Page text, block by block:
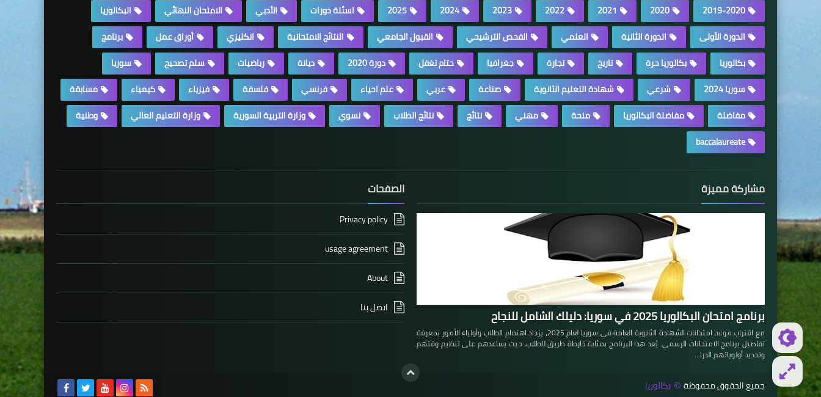
2019-2020
2020
2021
2022
2023
2024
2025 اسئلة دورات الأدبي الامتحان النهائي
البكالوريا
الدورة الأولى
الدورة الثانية العلمي الفحص الترشيحي القبول الجامعي النتائج الامتحانية انكليزي أوراق عمل
برنامج
بكالوريا
بكالوريا حرة تاريخ تجارة جغرافيا حتام تغفل دورة 2020 ديانة رياضيات سلم تصحيح
سوريا
سوريا 2024
شرعي شهادة التعليم الثانوية صناعة عربي علم احياء فرنسي فلسفة فيزياء كيمياء
مسابقة
مفاضلة
مفاضلة البكالوريا منحة مهني نتائج نتائج الطلاب نسوي وزارة التربية السورية وزارة التعليم العالي
وطنية
baccalaureate
مشاركة مميزة
برنامج امتحان البكالوريا 2025 في سوريا: دليلك الشامل للنجاح
مع اقتراب موعد امتحانات الشهادة الثانوية العامة في سوريا لعام 2025، يزداد اهتمام الطلاب وأولياء الأمور بمعرفة
تفاصيل برنامج الامتحانات الرسمي. يُعد هذا البرنامج بمثابة خارطة طريق للطلاب، حيث يساعدهم على تنظيم وقتهم
وتحديد أولوياتهم الدرا…
الصفحات
Privacy policy
usage agreement
About
اتصل بنا
جميع الحقوق محفوظة © بكالوريا